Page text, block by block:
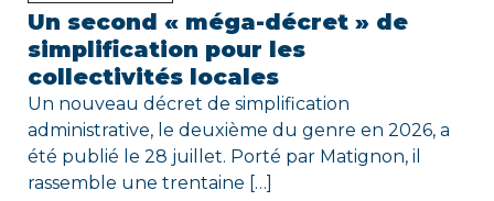
e
Un second « méga-décret » de
simplification pour les
collectivités locales
Un nouveau décret de simplification
administrative, le deuxième du genre en 2026, a
été publié le 28 juillet. Porté par Matignon, il
rassemble une trentaine […]